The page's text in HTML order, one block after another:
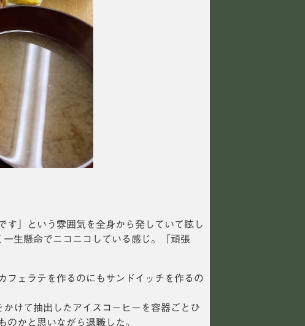
す」という雰囲気を全身から発していて眩し
生懸命でニコニコしている感じ。「頑張
フェラテを作るのにもサンドイッチを作るの
けて抽出したアイスコーヒーを容器ごとひ
かと思いながら退職した。